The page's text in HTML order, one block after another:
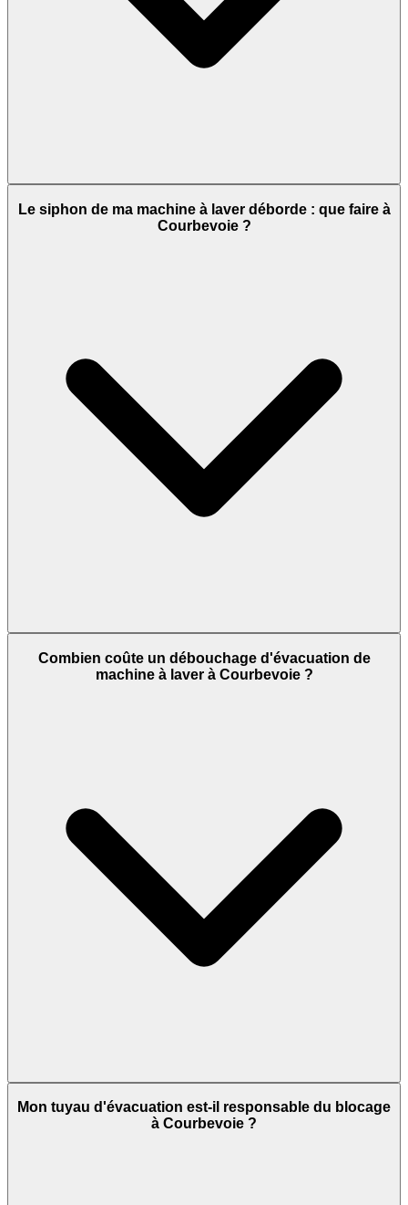
Le siphon de ma machine à laver déborde : que faire à
Courbevoie ?
Combien coûte un débouchage d'évacuation de
machine à laver à Courbevoie ?
Mon tuyau d'évacuation est-il responsable du blocage
à Courbevoie ?